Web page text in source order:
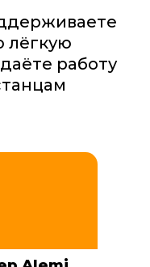
лёгкую
работу